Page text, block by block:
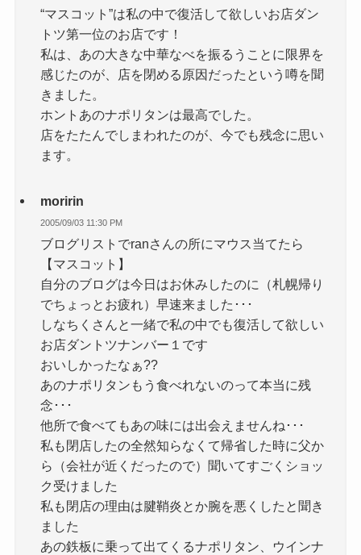
“マスコット”は私の中で復活して欲しいお店ダン
トツ第一位のお店です！
私は、あの大きな中華なべを振るうことに限界を
感じたのが、店を閉める原因だったという噂を聞
きました。
ホントあのナポリタンは最高でした。
店をたたんでしまわれたのが、今でも残念に思い
ます。
moririn
2005/09/03 11:30 PM
ブログリストでranさんの所にマウス当てたら
【マスコット】
自分のブログは今日はお休みしたのに（札幌帰り
でちょっとお疲れ）早速来ました･･･
しなちくさんと一緒で私の中でも復活して欲しい
お店ダントツナンバー１です
おいしかったなぁ??
あのナポリタンもう食べれないのって本当に残
念･･･
他所で食べてもあの味には出会えませんね･･･
私も閉店したの全然知らなくて帰省した時に父か
ら（会社が近くだったので）聞いてすごくショッ
ク受けました
私も閉店の理由は腱鞘炎とか腕を悪くしたと聞き
ました
あの鉄板に乗って出てくるナポリタン、ウインナ